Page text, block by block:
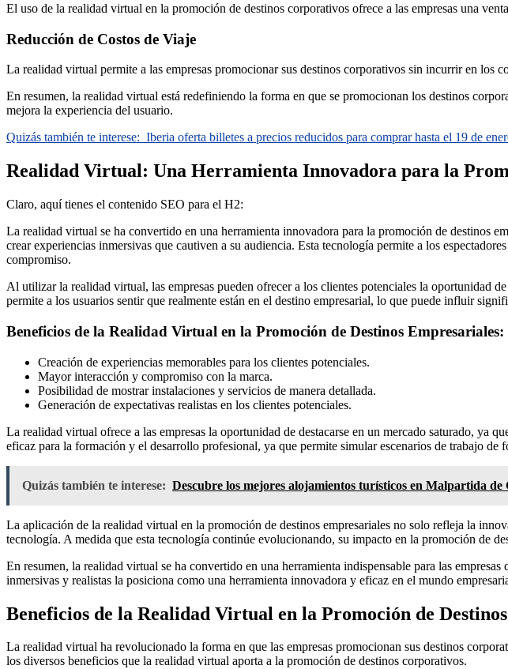
El uso de la realidad virtual en la promoción de destinos corporativos ofrece a las empresas una
Reducción de Costos de Viaje
La realidad virtual permite a las empresas promocionar sus destinos corporativos sin incurrir en los
En resumen, la realidad virtual está redefiniendo la forma en que se promocionan los destinos
mejora la experiencia del usuario.
Quizás también te interese: Iberia oferta billetes a precios reducidos para comprar hasta el 19 de
Realidad Virtual: Una Herramienta Innovadora para la
Claro, aquí tienes el contenido SEO para el H2:
La realidad virtual se ha convertido en una herramienta innovadora para la promoción de destinos
crear experiencias inmersivas que cautiven a su audiencia. Esta tecnología permite a los
compromiso.
Al utilizar la realidad virtual, las empresas pueden ofrecer a los clientes potenciales la oportunidad
permite a los usuarios sentir que realmente están en el destino empresarial, lo que puede influir
Beneficios de la Realidad Virtual en la Promoción de Destinos Empresariales:
Creación de experiencias memorables para los clientes potenciales.
Mayor interacción y compromiso con la marca.
Posibilidad de mostrar instalaciones y servicios de manera detallada.
Generación de expectativas realistas en los clientes potenciales.
La realidad virtual ofrece a las empresas la oportunidad de destacarse en un mercado saturado, ya
eficaz para la formación y el desarrollo profesional, ya que permite simular escenarios de trabajo de
Quizás también te interese: Descubre los mejores alojamientos turísticos en Malpartida de
La aplicación de la realidad virtual en la promoción de destinos empresariales no solo refleja la
tecnología. A medida que esta tecnología continúe evolucionando, su impacto en la promoción de
En resumen, la realidad virtual se ha convertido en una herramienta indispensable para las
inmersivas y realistas la posiciona como una herramienta innovadora y eficaz en el mundo
Beneficios de la Realidad Virtual en la Promoción de
La realidad virtual ha revolucionado la forma en que las empresas promocionan sus destinos
los diversos beneficios que la realidad virtual aporta a la promoción de destinos corporativos.